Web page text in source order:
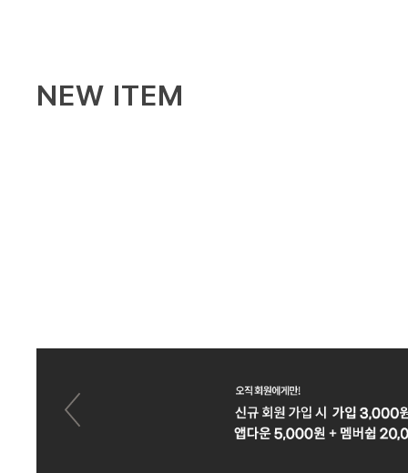
NEW ITEM